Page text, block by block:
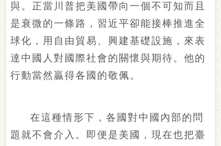
與。正當川普把美國帶向一個不可知而且
是衰微的一條路，習近平卻能接棒推進全
球化，用自由貿易、興建基礎設施，來表
達中國人對國際社會的關懷與期待。他的
行動當然贏得各國的敬佩。
在這種情形下，各國對中國內部的問
題就不會介入。即便是美國，現在也把臺